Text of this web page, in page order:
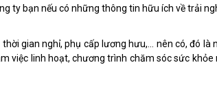
ty bạn nếu có những thông tin hữu ích về trải
gian nghỉ, phụ cấp lương hưu,… nên có, đó
việc linh hoạt, chương trình chăm sóc sức